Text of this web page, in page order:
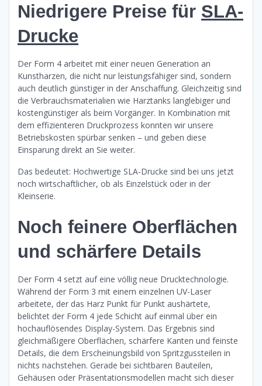
Niedrigere Preise für SLA-
Drucke
Der Form 4 arbeitet mit einer neuen Generation an
Kunstharzen, die nicht nur leistungsfähiger sind, sondern
auch deutlich günstiger in der Anschaffung. Gleichzeitig sind
die Verbrauchsmaterialien wie Harztanks langlebiger und
kostengünstiger als beim Vorgänger. In Kombination mit
dem effizienteren Druckprozess konnten wir unsere
Betriebskosten spürbar senken – und geben diese
Einsparung direkt an Sie weiter.
Das bedeutet: Hochwertige SLA-Drucke sind bei uns jetzt
noch wirtschaftlicher, ob als Einzelstück oder in der
Kleinserie.
Noch feinere Oberflächen
und schärfere Details
Der Form 4 setzt auf eine völlig neue Drucktechnologie.
Während der Form 3 mit einem einzelnen UV-Laser
arbeitete, der das Harz Punkt für Punkt aushärtete,
belichtet der Form 4 jede Schicht auf einmal über ein
hochauflösendes Display-System. Das Ergebnis sind
gleichmäßigere Oberflächen, schärfere Kanten und feinste
Details, die dem Erscheinungsbild von Spritzgussteilen in
nichts nachstehen. Gerade bei sichtbaren Bauteilen,
Gehäusen oder Präsentationsmodellen macht sich dieser